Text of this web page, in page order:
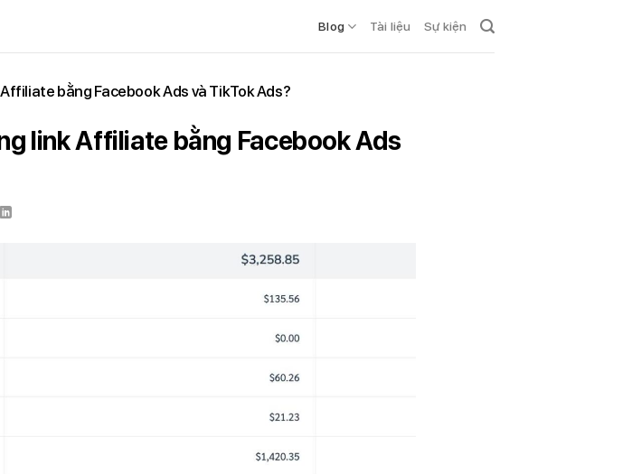
Blog Tài liệu Sự kiện
bằng Facebook Ads và TikTok Ads?
link Affiliate bằng Facebook Ads